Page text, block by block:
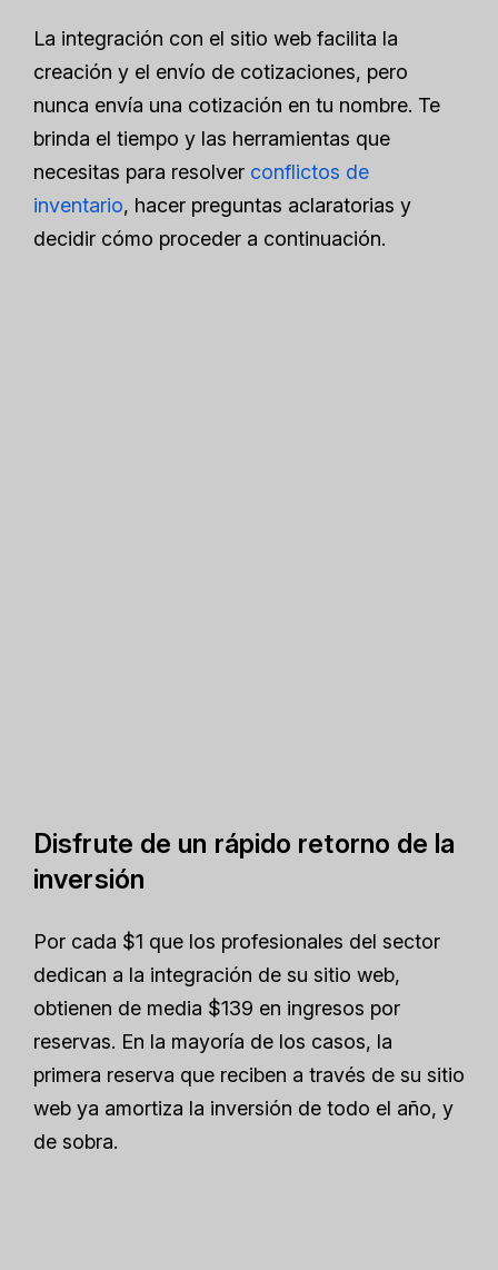
La integración con el sitio web facilita la
creación y el envío de cotizaciones, pero
nunca envía una cotización en tu nombre. Te
brinda el tiempo y las herramientas que
necesitas para resolver conflictos de
inventario, hacer preguntas aclaratorias y
decidir cómo proceder a continuación.
Disfrute de un rápido retorno de la
inversión
Por cada $1 que los profesionales del sector
dedican a la integración de su sitio web,
obtienen de media $139 en ingresos por
reservas. En la mayoría de los casos, la
primera reserva que reciben a través de su sitio
web ya amortiza la inversión de todo el año, y
de sobra.